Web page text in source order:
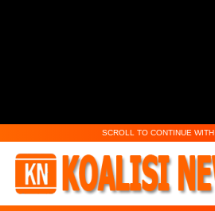
SCROLL TO CONTINUE